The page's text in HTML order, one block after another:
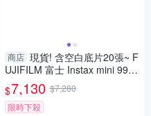
商店 現貨! 含空白底片20張~ F
UJIFILM 富士 Instax mini 99
拍立得 相機(mini99,公司貨)
$7,130 $7,280
限時下殺